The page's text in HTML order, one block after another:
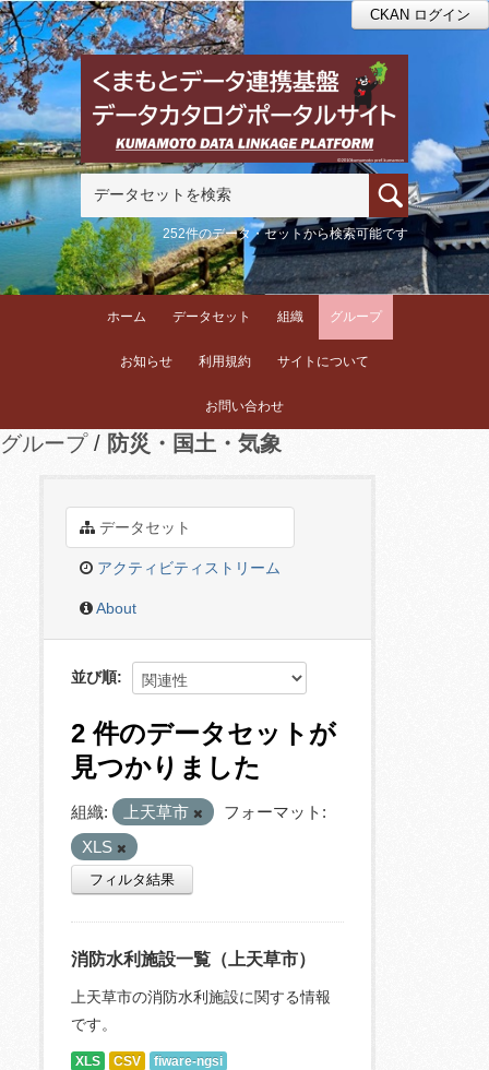
CKAN ログイン
252件のデータ・セットから検索可能です
ホーム データセット 組織 グループ
お知らせ 利用規約 サイトについて
お問い合わせ
グループ 防災・国土・気象
データセット
アクティビティストリーム
About
並び順
2 件のデータセットが
見つかりました
組織: 上天草市
フォーマット:
XLS
フィルタ結果
消防水利施設一覧（上天草市）
上天草市の消防水利施設に関する情報
です。
XLS CSV fiware-ngsi